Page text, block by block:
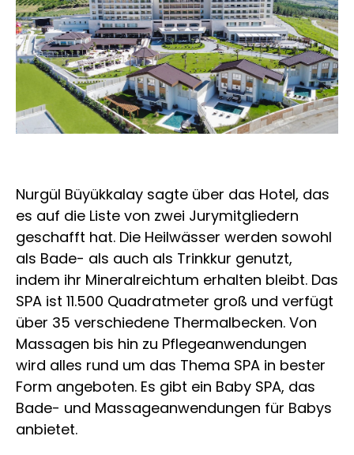
Nurgül Büyükkalay sagte über das Hotel, das
es auf die Liste von zwei Jurymitgliedern
geschafft hat. Die Heilwässer werden sowohl
als Bade- als auch als Trinkkur genutzt,
indem ihr Mineralreichtum erhalten bleibt. Das
SPA ist 11.500 Quadratmeter groß und verfügt
über 35 verschiedene Thermalbecken. Von
Massagen bis hin zu Pflegeanwendungen
wird alles rund um das Thema SPA in bester
Form angeboten. Es gibt ein Baby SPA, das
Bade- und Massageanwendungen für Babys
anbietet.